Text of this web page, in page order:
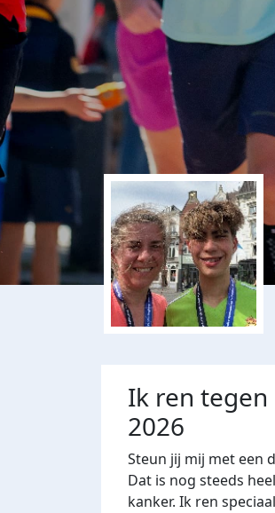
Ik ren
2026
Steun jij mij met een
Dat is nog steeds
kanker. Ik ren